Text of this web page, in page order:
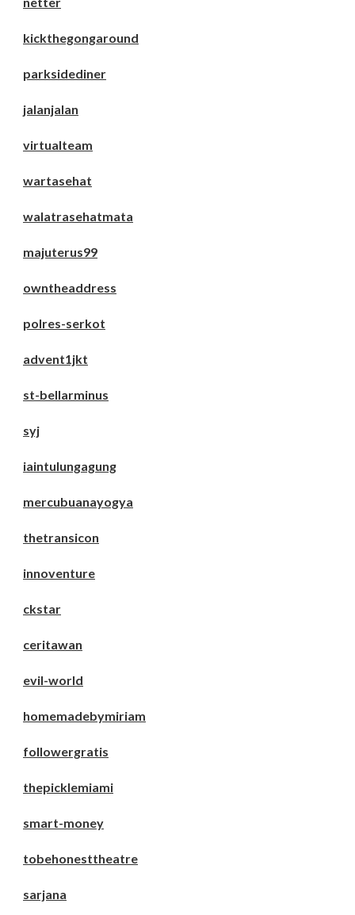
kickthegongaround
parksidediner
jalanjalan
virtualteam
wartasehat
walatrasehatmata
majuterus99
owntheaddress
polres-serkot
advent1jkt
st-bellarminus
syj
iaintulungagung
mercubuanayogya
thetransicon
innoventure
ckstar
ceritawan
evil-world
homemadebymiriam
followergratis
thepicklemiami
smart-money
tobehonesttheatre
sarjana